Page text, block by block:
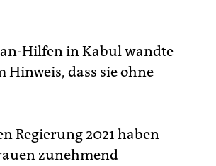
Hilfen in Kabul wandte
dass sie ohne
Regierung 2021 haben
zunehmend